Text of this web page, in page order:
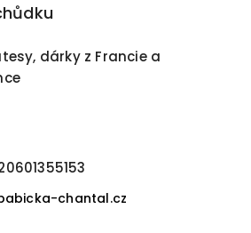
dárky z Francie a
chantal.cz